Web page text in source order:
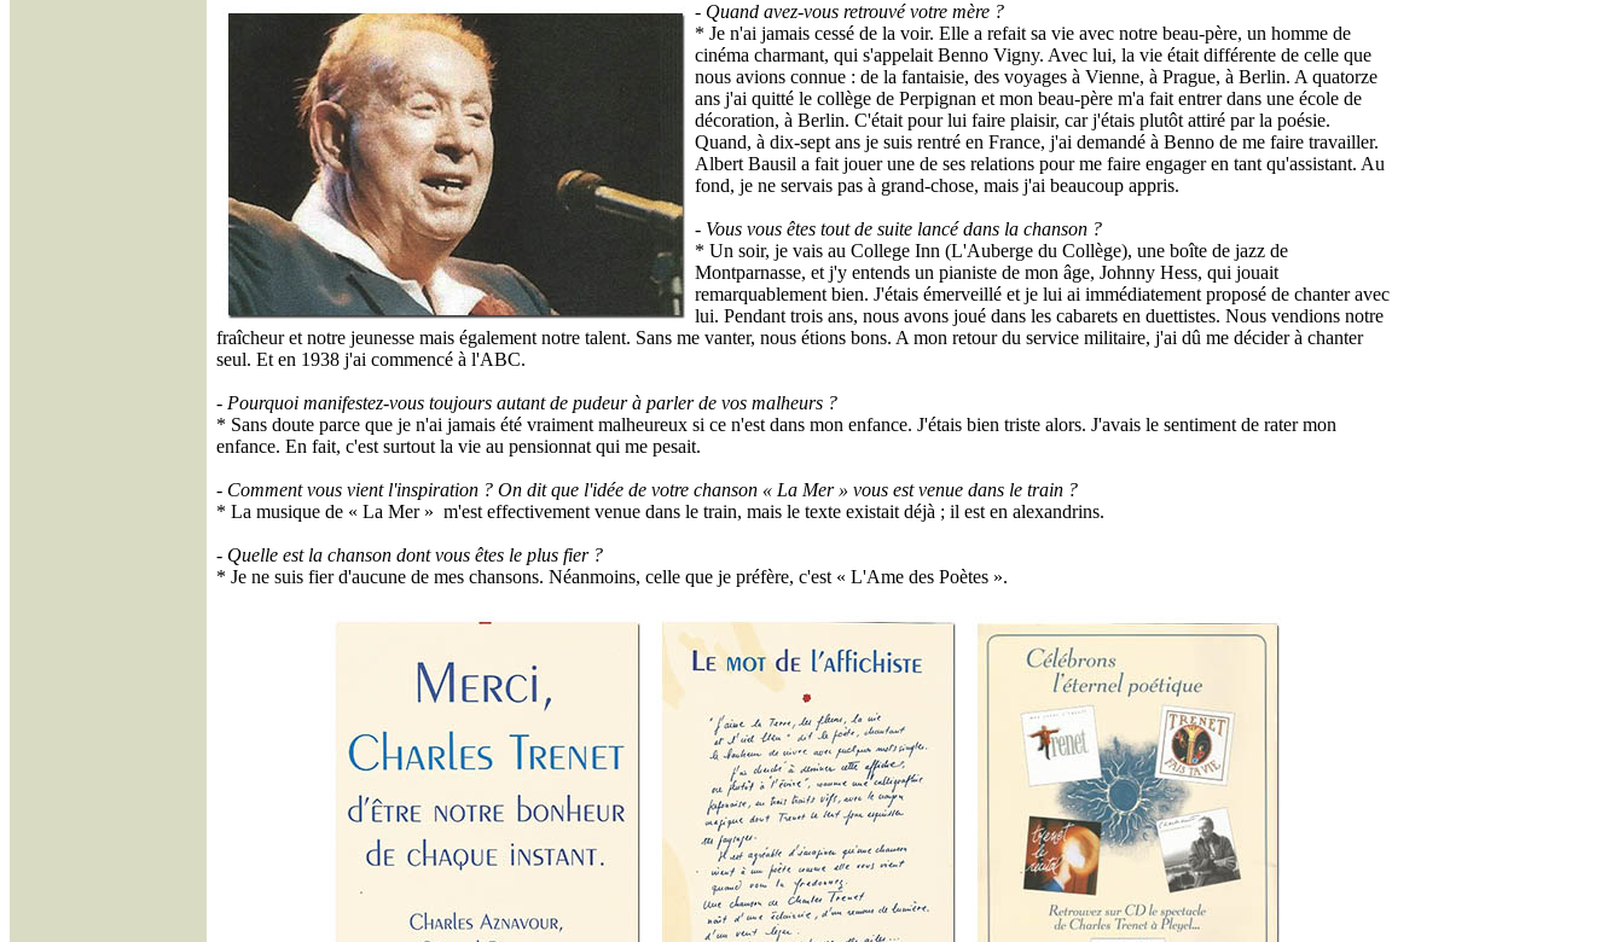
- Quand avez-vous retrouvé votre mère ?
* Je n'ai jamais cessé de la voir. Elle a refait sa vie avec notre beau-père, un homme de
cinéma charmant, qui s'appelait Benno Vigny. Avec lui, la vie était différente de celle que
nous avions connue : de la fantaisie, des voyages à Vienne, à Prague, à Berlin. A quatorze
ans j'ai quitté le collège de Perpignan et mon beau-père m'a fait entrer dans une école de
décoration, à Berlin. C'était pour lui faire plaisir, car j'étais plutôt attiré par la poésie.
Quand, à dix-sept ans je suis rentré en France, j'ai demandé à Benno de me faire travailler.
Albert Bausil a fait jouer une de ses relations pour me faire engager en tant qu'assistant. Au
fond, je ne servais pas à grand-chose, mais j'ai beaucoup appris.
- Vous vous êtes tout de suite lancé dans la chanson ?
* Un soir, je vais au College Inn (L'Auberge du Collège), une boîte de jazz de
Montparnasse, et j'y entends un pianiste de mon âge, Johnny Hess, qui jouait
remarquablement bien. J'étais émerveillé et je lui ai immédiatement proposé de chanter avec
lui. Pendant trois ans, nous avons joué dans les cabarets en duettistes. Nous vendions notre
fraîcheur et notre jeunesse mais également notre talent. Sans me vanter, nous étions bons. A mon retour du service militaire, j'ai dû me décider à chanter
seul. Et en 1938 j'ai commencé à l'ABC.
- Pourquoi manifestez-vous toujours autant de pudeur à parler de vos malheurs ?
* Sans doute parce que je n'ai jamais été vraiment malheureux si ce n'est dans mon enfance. J'étais bien triste alors. J'avais le sentiment de rater mon
enfance. En fait, c'est surtout la vie au pensionnat qui me pesait.
- Comment vous vient l'inspiration ? On dit que l'idée de votre chanson « La Mer » vous est venue dans le train ?
* La musique de « La Mer » m'est effectivement venue dans le train, mais le texte existait déjà ; il est en alexandrins.
- Quelle est la chanson dont vous êtes le plus fier ?
* Je ne suis fier d'aucune de mes chansons. Néanmoins, celle que je préfère, c'est « L'Ame des Poètes ».